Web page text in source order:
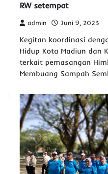
RW setempat
admin Juni 9, 2023
Kegitan koordinasi
Hidup Kota Madiun dan
terkait pemasangan
Membuang Sampah